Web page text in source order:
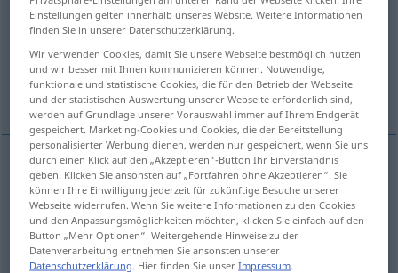
Übersicht aller Übersetzungen
(Für mehr Details die Übersetzung anklicken/antippen)
прочь, вон
прочь UMG fortweg
вон UMG fort hinaus
Einstellungen gelten innerhalb unseres Website. Weitere Informationen
finden Sie in unserer Datenschutzerklärung.
Wir verwenden Cookies, damit Sie unsere Webseite bestmöglich nutzen
und wir besser mit Ihnen kommunizieren können. Notwendige,
funktionale und statistische Cookies, die für den Betrieb der Webseite
und der statistischen Auswertung unserer Webseite erforderlich sind,
werden auf Grundlage unserer Vorauswahl immer auf Ihrem Endgerät
gespeichert. Marketing-Cookies und Cookies, die der Bereitstellung
personalisierter Werbung dienen, werden nur gespeichert, wenn Sie uns
durch einen Klick auf den „Akzeptieren“-Button Ihr Einverständnis
geben. Klicken Sie ansonsten auf „Fortfahren ohne Akzeptieren“. Sie
können Ihre Einwilligung jederzeit für zukünftige Besuche unserer
Webseite widerrufen. Wenn Sie weitere Informationen zu den Cookies
und den Anpassungsmöglichkeiten möchten, klicken Sie einfach auf den
Button „Mehr Optionen“. Weitergehende Hinweise zu der
Datenverarbeitung entnehmen Sie ansonsten unserer
Datenschutzerklärung. Hier finden Sie unserImpressum.